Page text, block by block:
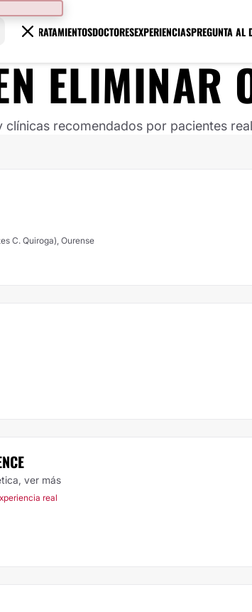
TRATAMIENTOSDOCTORESEXPERIENCIASPREGUNTA AL
ELIMINAR
recomendados por pacientes
C. Quiroga), Ourense
ver más
real